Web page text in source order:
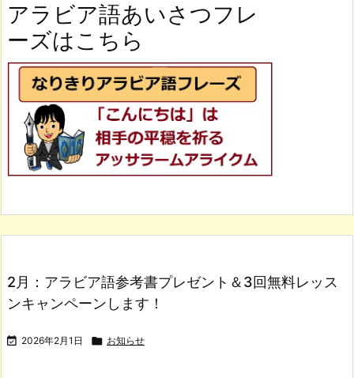
アラビア語あいさつフレ
ーズはこちら
2月：アラビア語参考書プレゼント＆3回無料レッス
ンキャンペーンします！
 2026年2月1日  お知らせ